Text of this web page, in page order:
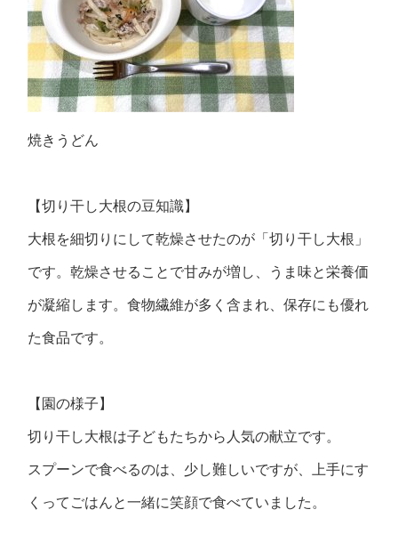
焼きうどん
【切り干し大根の豆知識】
大根を細切りにして乾燥させたのが「切り干し大根」
です。乾燥させることで甘みが増し、うま味と栄養価
が凝縮します。食物繊維が多く含まれ、保存にも優れ
た食品です。
【園の様子】
切り干し大根は子どもたちから人気の献立です。
スプーンで食べるのは、少し難しいですが、上手にす
くってごはんと一緒に笑顔で食べていました。